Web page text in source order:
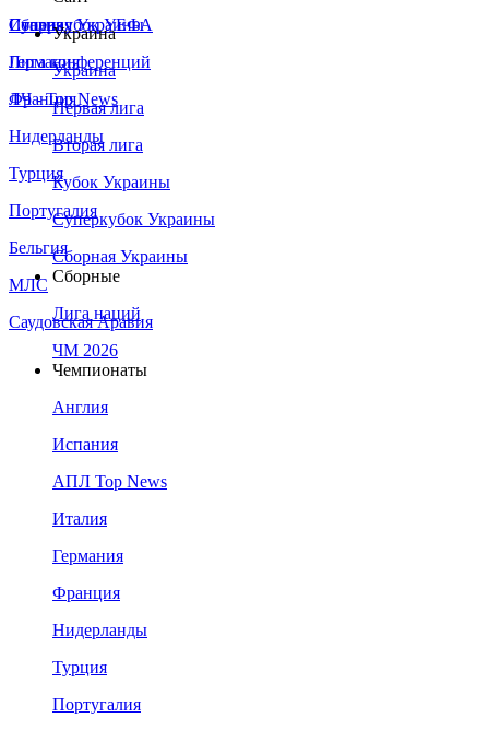
Сборная Украины
Италия
Германия
Франция
Нидерланды
Турция
Португалия
Бельгия
МЛС
Саудовская Аравия
Суперкубок УЕФА
Лига конференций
ЛЧ - Top News
Украина
Украина
Первая лига
Вторая лига
Кубок Украины
Суперкубок Украины
Сборная Украины
Сборные
Лига наций
ЧМ 2026
Чемпионаты
Англия
Испания
АПЛ Top News
Италия
Германия
Франция
Нидерланды
Турция
Португалия